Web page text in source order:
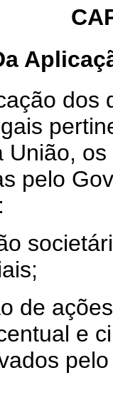
dos
União,
pelo
ações
e